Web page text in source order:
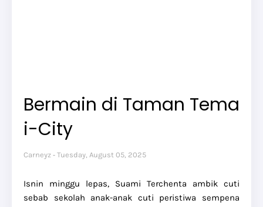
Bermain di Taman Tema
i-City
Carneyz Tuesday, August 05, 2025
Isnin minggu lepas, Suami Terchenta ambik cuti
sebab sekolah anak-anak cuti peristiwa sempena